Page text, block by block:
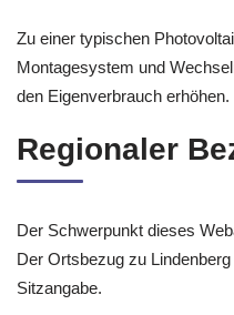
Zu einer typischen
Montagesystem und
den Eigenverbrauch erhöhen.
Regionaler
Der Schwerpunkt dieses
Der Ortsbezug zu
Sitzangabe.